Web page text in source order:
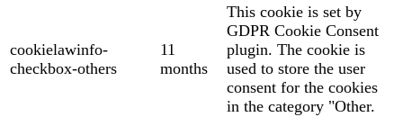
cookielawinfo-
checkbox-others
11
months
This cookie is set by
GDPR Cookie Consent
plugin. The cookie is
used to store the user
consent for the cookies
in the category "Other.